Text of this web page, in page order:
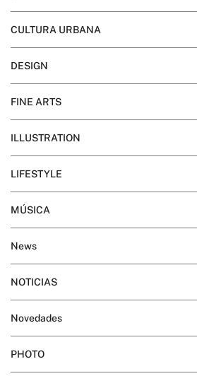
CULTURA URBANA
DESIGN
FINE ARTS
ILLUSTRATION
LIFESTYLE
MÚSICA
News
NOTICIAS
Novedades
PHOTO